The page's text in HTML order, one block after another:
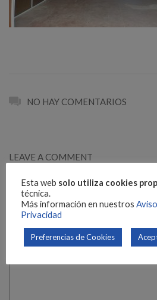
NO HAY COMENTARIOS
LEAVE A COMMENT
Your email address will not be
marked *
Esta web solo utiliza cookies
técnica.
Más información en nuestros
Privacidad
Preferencias de Cookies